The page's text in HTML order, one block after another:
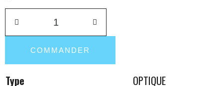
COMMANDER
Type
OPTIQUE